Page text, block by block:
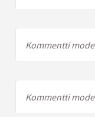
Kommentti
Kommentti